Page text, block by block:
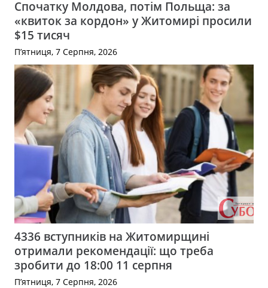
Спочатку Молдова, потім Польща: за
«квиток за кордон» у Житомирі просили
$15 тисяч
П’ятниця, 7 Серпня, 2026
4336 вступників на Житомирщині
отримали рекомендації: що треба
зробити до 18:00 11 серпня
П’ятниця, 7 Серпня, 2026